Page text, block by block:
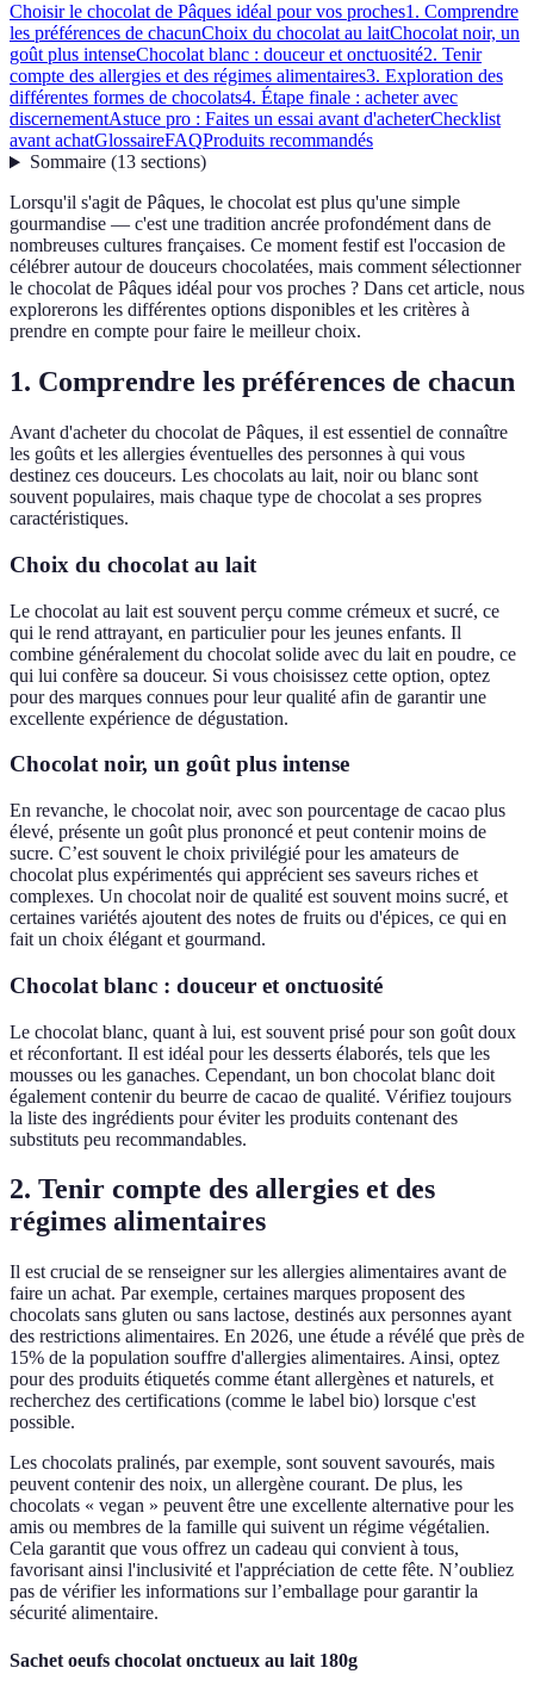
Choisir le chocolat de Pâques idéal pour vos proches1. Comprendre
les préférences de chacunChoix du chocolat au laitChocolat noir, un
goût plus intenseChocolat blanc : douceur et onctuosité2. Tenir
compte des allergies et des régimes alimentaires3. Exploration des
différentes formes de chocolats4. Étape finale : acheter avec
discernementAstuce pro : Faites un essai avant d'acheterChecklist
avant achatGlossaireFAQProduits recommandés
Sommaire(13 sections)
Lorsqu'il s'agit de Pâques, le chocolat est plus qu'une simple
gourmandise — c'est une tradition ancrée profondément dans de
nombreuses cultures françaises. Ce moment festif est l'occasion de
célébrer autour de douceurs chocolatées, mais comment sélectionner
le chocolat de Pâques idéal pour vos proches ? Dans cet article, nous
explorerons les différentes options disponibles et les critères à
prendre en compte pour faire le meilleur choix.
1. Comprendre les préférences de chacun
Avant d'acheter du chocolat de Pâques, il est essentiel de connaître
les goûts et les allergies éventuelles des personnes à qui vous
destinez ces douceurs. Les chocolats au lait, noir ou blanc sont
souvent populaires, mais chaque type de chocolat a ses propres
caractéristiques.
Choix du chocolat au lait
Le chocolat au lait est souvent perçu comme crémeux et sucré, ce
qui le rend attrayant, en particulier pour les jeunes enfants. Il
combine généralement du chocolat solide avec du lait en poudre, ce
qui lui confère sa douceur. Si vous choisissez cette option, optez
pour des marques connues pour leur qualité afin de garantir une
excellente expérience de dégustation.
Chocolat noir, un goût plus intense
En revanche, le chocolat noir, avec son pourcentage de cacao plus
élevé, présente un goût plus prononcé et peut contenir moins de
sucre. C’est souvent le choix privilégié pour les amateurs de
chocolat plus expérimentés qui apprécient ses saveurs riches et
complexes. Un chocolat noir de qualité est souvent moins sucré, et
certaines variétés ajoutent des notes de fruits ou d'épices, ce qui en
fait un choix élégant et gourmand.
Chocolat blanc : douceur et onctuosité
Le chocolat blanc, quant à lui, est souvent prisé pour son goût doux
et réconfortant. Il est idéal pour les desserts élaborés, tels que les
mousses ou les ganaches. Cependant, un bon chocolat blanc doit
également contenir du beurre de cacao de qualité. Vérifiez toujours
la liste des ingrédients pour éviter les produits contenant des
substituts peu recommandables.
2. Tenir compte des allergies et des
régimes alimentaires
Il est crucial de se renseigner sur les allergies alimentaires avant de
faire un achat. Par exemple, certaines marques proposent des
chocolats sans gluten ou sans lactose, destinés aux personnes ayant
des restrictions alimentaires. En 2026, une étude a révélé que près de
15% de la population souffre d'allergies alimentaires. Ainsi, optez
pour des produits étiquetés comme étant allergènes et naturels, et
recherchez des certifications (comme le label bio) lorsque c'est
possible.
Les chocolats pralinés, par exemple, sont souvent savourés, mais
peuvent contenir des noix, un allergène courant. De plus, les
chocolats « vegan » peuvent être une excellente alternative pour les
amis ou membres de la famille qui suivent un régime végétalien.
Cela garantit que vous offrez un cadeau qui convient à tous,
favorisant ainsi l'inclusivité et l'appréciation de cette fête. N’oubliez
pas de vérifier les informations sur l’emballage pour garantir la
sécurité alimentaire.
Sachet oeufs chocolat onctueux au lait 180g